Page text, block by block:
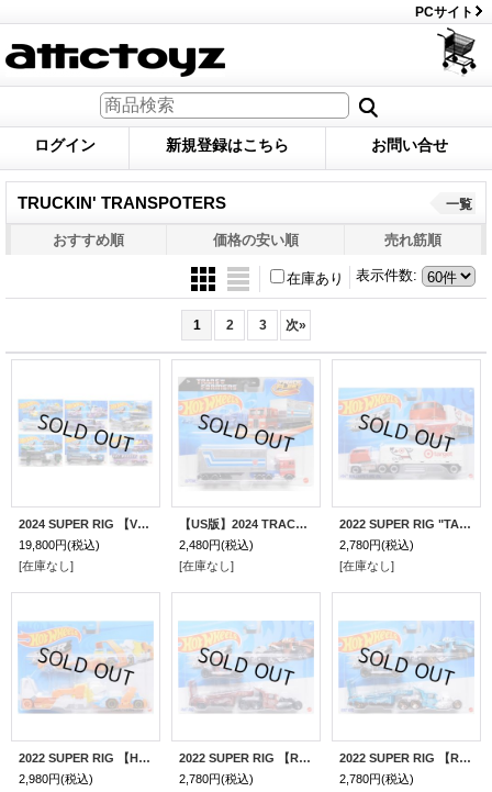
PCサイト
ログイン 新規登録はこちら お問い合せ
TRUCKIN' TRANSPOTERS 一覧
おすすめ順 価格の安い順 売れ筋順
表示件数:
在庫あり
1 2 3 次»
2024 SUPER RIG 【Vアソート 6種セット】(お取り置き不可）
19,800円(税込)
[在庫なし]
【US版】2024 TRACK FLEET 【"TRANSFORMERS" OPTIMUS PRIME】RED-GRAY/DD8
2,480円(税込)
[在庫なし]
2022 SUPER RIG "TARGET EXCLUSIVE"【HW BULLSEYE'S BIG RIG】RED-WHITE/O5-BLOR
2,780円(税込)
[在庫なし]
2022 SUPER RIG 【HAUL-TERATION】ORANGE-LT.BLUE/OR6SP-FTE2(予約不可）
2,980円(税込)
2022 SUPER RIG 【RAT RIG】FLAT BROWN/5SP-OR6SP(予約不可）
2,780円(税込)
2022 SUPER RIG 【RAT RIG】 AQUA-BLACK/5SP-OR6SP(予約不可）
2,780円(税込)